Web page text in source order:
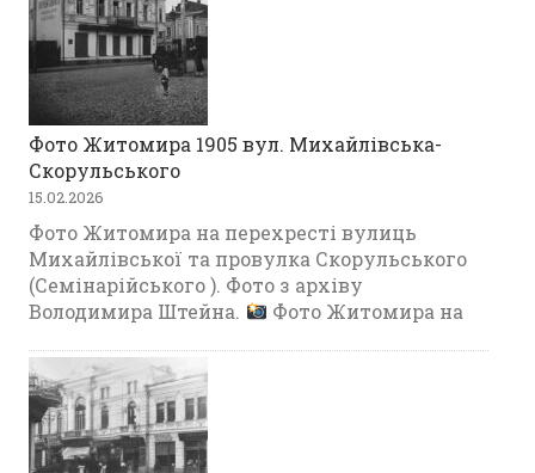
Фото Житомира 1905 вул. Михайлівська-
Скорульського
15.02.2026
Фото Житомира на перехресті вулиць
Михайлівської та провулка Скорульського
(Семінарійського ). Фото з архіву
Володимира Штейна.
Фото Житомира на